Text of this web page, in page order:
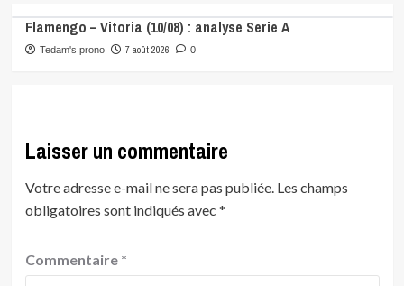
Flamengo – Vitoria (10/08) : analyse Serie A
Tedam's prono 7 août 2026 0
Laisser un commentaire
Votre adresse e-mail ne sera pas publiée. Les champs
obligatoires sont indiqués avec *
Commentaire *